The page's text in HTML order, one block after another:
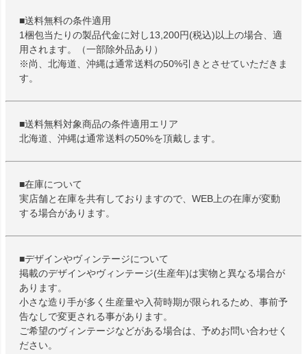
■送料無料の条件適用
1梱包当たりの製品代金に対し13,200円(税込)以上の場合、適
用されます。（一部除外品あり）
※尚、北海道、沖縄は通常送料の50%引きとさせていただきま
す。
■送料無料対象商品の条件適用エリア
北海道、沖縄は通常送料の50%を頂戴します。
■在庫について
実店舗と在庫を共有しておりますので、WEB上の在庫が変動
する場合があります。
■デザインやヴィンテージについて
掲載のデザインやヴィンテージ(生産年)は実物と異なる場合が
あります。
小さな造り手が多く生産量や入荷時期が限られるため、事前予
告なしで変更される事があります。
ご希望のヴィンテージなどがある場合は、予めお問い合わせく
ださい。